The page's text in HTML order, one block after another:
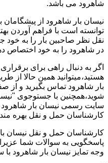
شاهرود می باشد.
نیسان بار شاهرود از
توانسته است با فراهم آوردن
نقل نظر صاحبین بار را به خود
در شاهرود را به خود اختصاص
اگر به دنبال راهی برای
هستید،میتوانید همین حالا از
بار شاهرود تماس بگیرید و از
شوید،همچنین با جستوجوی
سایت رسمی نیسان بار شاهرود
کارشناسان حمل و نقل بهره
کارشناسان حمل و نقل نیسان
پاسخگویی به سوالات شما
وجه تمایز نیسان بار شاهرود با